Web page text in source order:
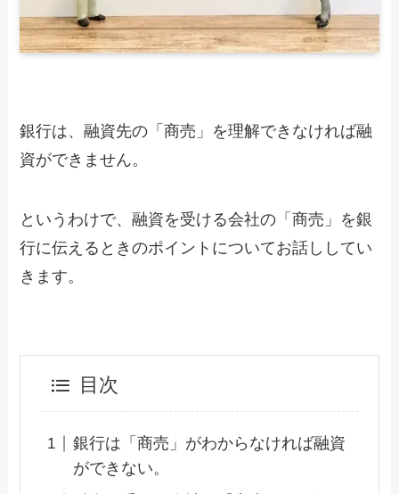
銀行は、融資先の「商売」を理解できなければ融
資ができません。
というわけで、融資を受ける会社の「商売」を銀
行に伝えるときのポイントについてお話ししてい
きます。
目次
銀行は「商売」がわからなければ融資
ができない。